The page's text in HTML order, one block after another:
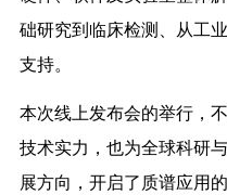
础研究到临床检测、从工
支持。
本次线上发布会的举行，
技术实力，也为全球科研
展方向，开启了质谱应用的